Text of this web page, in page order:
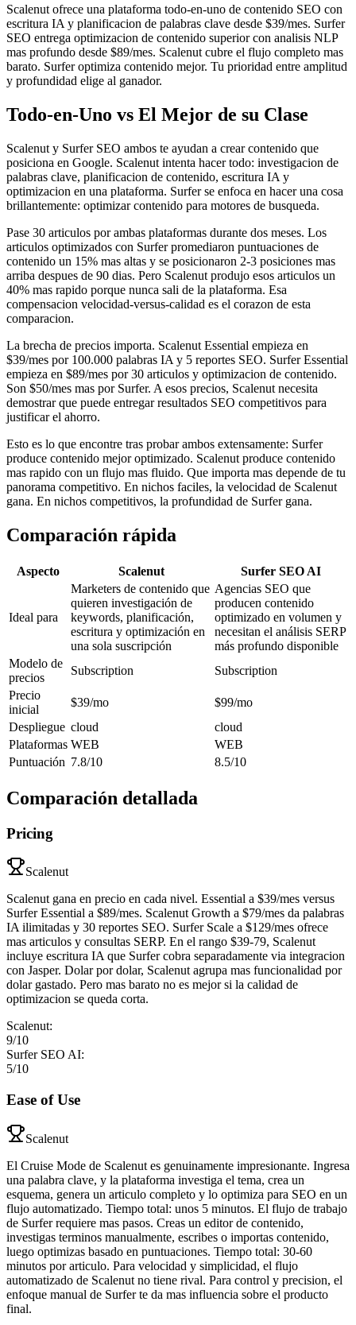
Scalenut ofrece una plataforma todo-en-uno de contenido SEO con
escritura IA y planificacion de palabras clave desde $39/mes. Surfer
SEO entrega optimizacion de contenido superior con analisis NLP
mas profundo desde $89/mes. Scalenut cubre el flujo completo mas
barato. Surfer optimiza contenido mejor. Tu prioridad entre amplitud
y profundidad elige al ganador.
Todo-en-Uno vs El Mejor de su Clase
Scalenut y Surfer SEO ambos te ayudan a crear contenido que
posiciona en Google. Scalenut intenta hacer todo: investigacion de
palabras clave, planificacion de contenido, escritura IA y
optimizacion en una plataforma. Surfer se enfoca en hacer una cosa
brillantemente: optimizar contenido para motores de busqueda.
Pase 30 articulos por ambas plataformas durante dos meses. Los
articulos optimizados con Surfer promediaron puntuaciones de
contenido un 15% mas altas y se posicionaron 2-3 posiciones mas
arriba despues de 90 dias. Pero Scalenut produjo esos articulos un
40% mas rapido porque nunca sali de la plataforma. Esa
compensacion velocidad-versus-calidad es el corazon de esta
comparacion.
La brecha de precios importa. Scalenut Essential empieza en
$39/mes por 100.000 palabras IA y 5 reportes SEO. Surfer Essential
empieza en $89/mes por 30 articulos y optimizacion de contenido.
Son $50/mes mas por Surfer. A esos precios, Scalenut necesita
demostrar que puede entregar resultados SEO competitivos para
justificar el ahorro.
Esto es lo que encontre tras probar ambos extensamente: Surfer
produce contenido mejor optimizado. Scalenut produce contenido
mas rapido con un flujo mas fluido. Que importa mas depende de tu
panorama competitivo. En nichos faciles, la velocidad de Scalenut
gana. En nichos competitivos, la profundidad de Surfer gana.
Comparación rápida
Aspecto Scalenut Surfer SEO AI
Ideal para
Marketers de contenido que
quieren investigación de
keywords, planificación,
escritura y optimización en
una sola suscripción
Agencias SEO que
producen contenido
optimizado en volumen y
necesitan el análisis SERP
más profundo disponible
Modelo de
precios
Subscription
Subscription
Precio
inicial
$39/mo
$99/mo
Despliegue cloud
cloud
Plataformas WEB
WEB
Puntuación 7.8/10 8.5/10
Comparación detallada
Pricing
Scalenut
Scalenut gana en precio en cada nivel. Essential a $39/mes versus
Surfer Essential a $89/mes. Scalenut Growth a $79/mes da palabras
IA ilimitadas y 30 reportes SEO. Surfer Scale a $129/mes ofrece
mas articulos y consultas SERP. En el rango $39-79, Scalenut
incluye escritura IA que Surfer cobra separadamente via integracion
con Jasper. Dolar por dolar, Scalenut agrupa mas funcionalidad por
dolar gastado. Pero mas barato no es mejor si la calidad de
optimizacion se queda corta.
Scalenut:
9/10
Surfer SEO AI:
5/10
Ease of Use
Scalenut
El Cruise Mode de Scalenut es genuinamente impresionante. Ingresa
una palabra clave, y la plataforma investiga el tema, crea un
esquema, genera un articulo completo y lo optimiza para SEO en un
flujo automatizado. Tiempo total: unos 5 minutos. El flujo de trabajo
de Surfer requiere mas pasos. Creas un editor de contenido,
investigas terminos manualmente, escribes o importas contenido,
luego optimizas basado en puntuaciones. Tiempo total: 30-60
minutos por articulo. Para velocidad y simplicidad, el flujo
automatizado de Scalenut no tiene rival. Para control y precision, el
enfoque manual de Surfer te da mas influencia sobre el producto
final.